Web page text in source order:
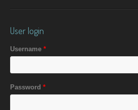
User login
Username *
Password *